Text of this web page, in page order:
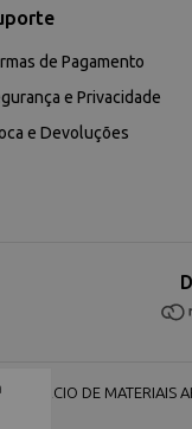
de Pagamento
e Privacidade
e Devoluções
COMERCIO DE